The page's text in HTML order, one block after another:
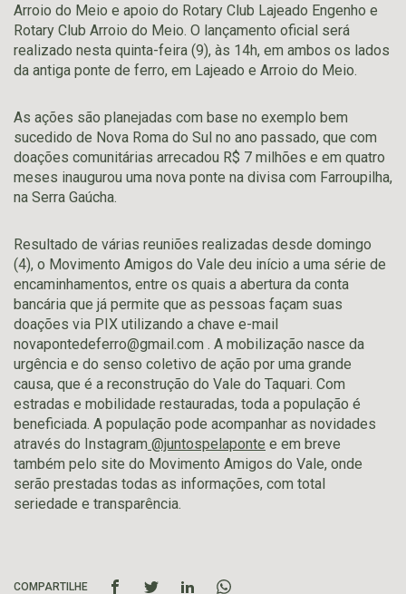
Arroio do Meio e apoio do Rotary Club Lajeado Engenho e
Rotary Club Arroio do Meio. O lançamento oficial será
realizado nesta quinta-feira (9), às 14h, em ambos os lados
da antiga ponte de ferro, em Lajeado e Arroio do Meio.
As ações são planejadas com base no exemplo bem
sucedido de Nova Roma do Sul no ano passado, que com
doações comunitárias arrecadou R$ 7 milhões e em quatro
meses inaugurou uma nova ponte na divisa com Farroupilha,
na Serra Gaúcha.
Resultado de várias reuniões realizadas desde domingo
(4), o Movimento Amigos do Vale deu início a uma série de
encaminhamentos, entre os quais a abertura da conta
bancária que já permite que as pessoas façam suas
doações via PIX utilizando a chave e-mail
novapontedeferro@gmail.com . A mobilização nasce da
urgência e do senso coletivo de ação por uma grande
causa, que é a reconstrução do Vale do Taquari. Com
estradas e mobilidade restauradas, toda a população é
beneficiada. A população pode acompanhar as novidades
através do Instagram @juntospelaponte e em breve
também pelo site do Movimento Amigos do Vale, onde
serão prestadas todas as informações, com total
seriedade e transparência.
COMPARTILHE